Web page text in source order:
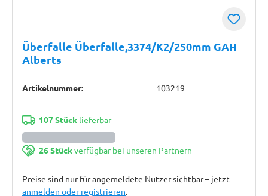
Überfalle Überfalle,3374/K2/250mm GAH
Alberts
Artikelnummer: 103219
107 Stücklieferbar
26 Stückverfügbar bei unseren Partnern
Preise sind nur für angemeldete Nutzer sichtbar – jetzt
anmelden oder registrieren.